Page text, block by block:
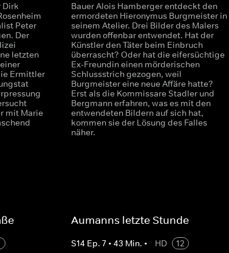
Dirk
Peter
Der
letzten
Ermittler
mit Marie
Bauer Alois Hamberger entdeckt den
ermordeten Hieronymus Burgmeister in
seinem Atelier. Drei Bilder des Malers
wurden offenbar entwendet. Hat der
Künstler den Täter beim Einbruch
überrascht? Oder hat die eifersüchtige
Ex-Freundin einen mörderischen
Schlussstrich gezogen, weil
Burgmeister eine neue Affäre hatte?
Erst als die Kommissare Stadler und
Bergmann erfahren, was es mit den
entwendeten Bildern auf sich hat,
kommen sie der Lösung des Falles
näher.
Aumanns letzte Stunde
S14 Ep. 7• 43 Min. • HD
12